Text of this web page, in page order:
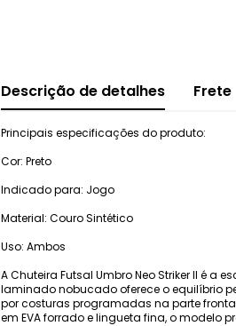
Descrição de detalhes Frete
Principais especificações do produto:
Cor: Preto
Indicado para: Jogo
Material: Couro Sintético
Uso: Ambos
A Chuteira Futsal Umbro Neo Striker II é
laminado nobucado oferece o equilíbrio
por costuras programadas na parte
em EVA forrado e lingueta fina, o modelo